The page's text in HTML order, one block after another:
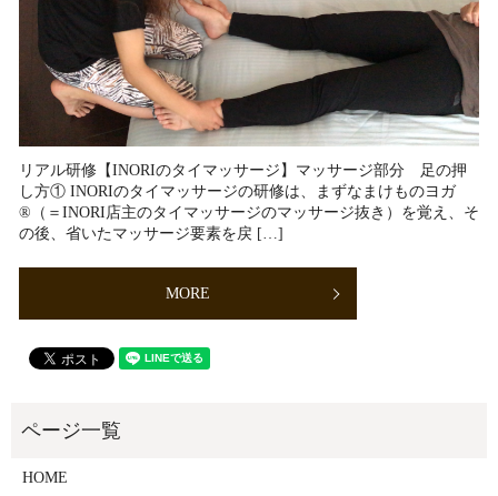
リアル研修【INORIのタイマッサージ】マッサージ部分 足の押
し方① INORIのタイマッサージの研修は、まずなまけものヨガ
®︎（＝INORI店主のタイマッサージのマッサージ抜き）を覚え、そ
の後、省いたマッサージ要素を戻 […]
MORE
HOME